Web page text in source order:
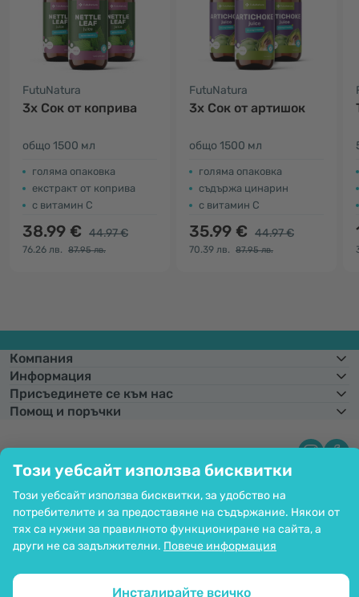
Този уебсайт използва бисквитки
Този уебсайт използва бисквитки, за удобство на
потребителите и за предоставяне на съдържание. Някои от
тях са нужни за правилното функциониране на сайта, а
други не са задължителни. Повече информация
Инсталирайте всичко
FutuNatura
3x Сок от коприва
общо 1500 мл
голяма опаковка
екстракт от коприва
с витамин С
38.99 € 44.97 €
76.26 лв. 87.95 лв.
FutuNatura
3x Cок от артишок
общо 1500 мл
голяма опаковка
съдържа цинарин
с витамин С
35.99 € 44.97 €
70.39 лв. 87.95 лв.
Компания
Информация
Присъединете се към нас
Помощ и поръчки
Фиксиран курс на конвертиране:1 € =1,95583 лв.Възможност за
плащане с карта. Гарантирана защита на личните данни чрез SSL
криптиране.
Copyright © 2012 - 2026   |   Be Healthy Group d.o.o.
Карта на сайтаИзползване на бисквитките
Настройки на бисквитките